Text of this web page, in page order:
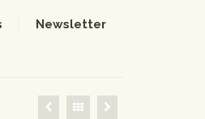
Newsletter